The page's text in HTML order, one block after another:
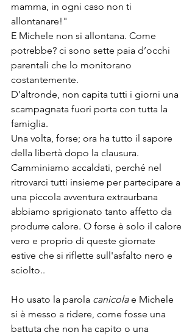
mamma, in ogni caso non ti
allontanare!"
E Michele non si allontana. Come
potrebbe? ci sono sette paia d’occhi
parentali che lo monitorano
costantemente.
D’altronde, non capita tutti i giorni una
scampagnata fuori porta con tutta la
famiglia.
Una volta, forse; ora ha tutto il sapore
della libertà dopo la clausura.
Camminiamo accaldati, perché nel
ritrovarci tutti insieme per partecipare a
una piccola avventura extraurbana
abbiamo sprigionato tanto affetto da
produrre calore. O forse è solo il calore
vero e proprio di queste giornate
estive che si riflette sull'asfalto nero e
sciolto..
Ho usato la parola canicola e Michele
si è messo a ridere, come fosse una
battuta che non ha capito o una